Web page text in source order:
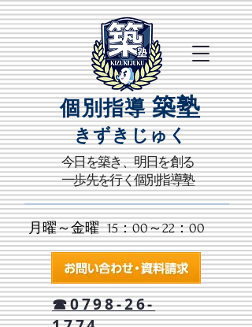
​今日を築き、明日を創る
一歩先を行く個別指導塾
月曜～金曜 15：00～22：00​
☎0798-26-
個別指導 築塾
きずきじゅく​